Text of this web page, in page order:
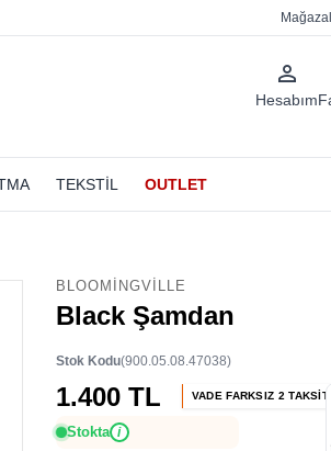
person_outline
Hesabım
TEKSTİL OUTLET
BLOOMINGVILLE
Black Şamdan
(900.05.08.47038)
Stok Kodu
1.400 TL VADE FARKSIZ 2 TAKSİT
Stokta i